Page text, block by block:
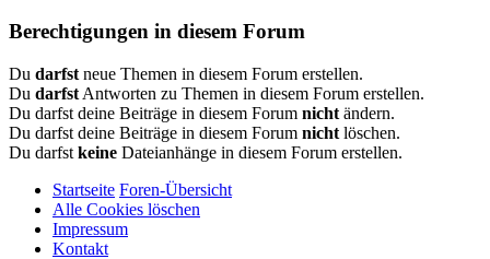
Berechtigungen in diesem Forum
Du darfst neue Themen in diesem Forum erstellen.
Du darfst Antworten zu Themen in diesem Forum erstellen.
Du darfst deine Beiträge in diesem Forum nicht ändern.
Du darfst deine Beiträge in diesem Forum nicht löschen.
Du darfst keine Dateianhänge in diesem Forum erstellen.
Startseite Foren-Übersicht
Alle Cookies löschen
Impressum
Kontakt